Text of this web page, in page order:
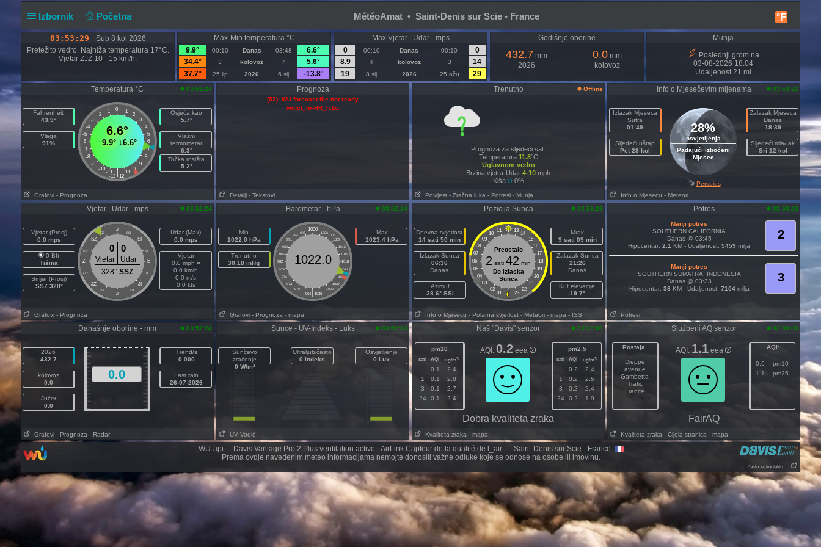
Izbornik Početna °F
MétéoAmat • Saint-Denis sur Scie - France
03:53:30
Sub 8 kol 2026
Pretežito vedro. Najniža temperatura 17°C.
Vjetar ZJZ 10 - 15 km/h.
Max-Min temperatura °C
9.9°
00:10 Danas 03:48
6.6°
34.4°
3 kolovoz 7
5.6°
37.7°
25 lip 2026 6 sij -13.8°
Max Vjetar | Udar - mps
0
00:10 Danas 00:10
0
8.9
4 kolovoz 3
14
19
8 sij 2026 25 ožu 29
Godišnje oborine
432.7 mm
2026
0.0 mm
kolovoz
Munja
Poslednji grom na
03-08-2026 18:04
Udaljenost 21 mi
Temperatura °C
03:52:24
Fahrenheit
43.9°
Vlaga
91%
0
-1 1
-2
2
-3
3
-4
4
-5
5
-6
6
-7
7
-8
8
-9
9
-10
10
-11 11
|
-12 12
6.6°
↑9.9° ↓6.6°
Osjeća kao
5.7°
Vlažni
termometar
6.3°
Točka rosišta
5.2°
Grafovi - Prognoza
Prognoza
(52): WU forecast file not ready
wufct_hr-HR_h.txt
Detalji - Tekstovi
Trenutno Offline
Prognoza za sljedeći sat:
Temperatura 11.8°C
Uglavnom vedro
Brzina vjetra-Udar 4-10 mph
Kiša
0%
Povijest - Zračna luka - Potresi - Munja
Info o Mjesečevim mijenama 03:53:26
Izlazak Mjeseca
Sutra
01:49
Sljedeći uštap
Pet 28 kol
28%
osvjetljenja
Padajući izbočeni
Mjesec
Zalazak Mjeseca
Danas
18:39
Sljedeći mlađak
Sri 12 kol
Perseids
Info o Mjesecu - Meteori
Vjetar | Udar - mps 03:52:24
Vjetar (Prosj)
0.0 mps
0 Bft
Tišina
Smjer (Prosj)
SSZ 328°
J
SSZ SSI
SZ SI
ZSZ ISI
Z E
ZJZ IJI
JZ JI
JJZ JJI
J
0 0
Vjetar
Udar
328° SSZ
Udar (Max)
0.0 mps
Vjetar
0.0 mph =
0.0 km/h
0.0 m/s
0.0 kts
Grafovi - Prognoza
Barometar - hPa 03:52:24
Min
1022.0 hPa
Trenutno
30.18 inHg
1000
997 1003
994
1006
991
1009
988
1012
985
1015
982
1018
979
1021
976
1024
973
1027
970
1030
|
964 1036
1022.0
Max
1023.4 hPa
Grafovi - Prognoza - mapa
Pozicija Sunca 03:53:26
Dnevna svjetlost
14 sati 50 min
Izlazak Sunca
06:36
Danas
Azimut
28.6° SSI
11 13
10
14
09
15
08
16
07
17
06
18
05
19
04
20
03
21
02
22
01 23
Preostalo
2 sati 42 min
Do izlaska
Sunca
Mrak
9 sati 09 min
Zalazak Sunca
21:26
Danas
Kut elevacije
-19.7°
Info o Mjesecu - Polarna svjetlost - Meteori - mapa - ISS
Potres 03:50:23
2
Manji potres
SOUTHERN CALIFORNIA
Danas @ 03:45
Hipocentar: 2.1 KM - Udaljenost: 5459 milja
3
Manji potres
SOUTHERN SUMATRA, INDONESIA
Danas @ 03:33
Hipocentar: 38 KM - Udaljenost: 7104milja
Potresi
Današnje oborine - mm 03:52:24
2026
432.7
kolovoz
0.0
Jučer
0.0
0.0
Trend/s
0.000
Last rain
26-07-2026
Grafovi - Prognoza - Radar
Sunce - UV-Indeks - Luks 03:52:24
Sunčevo
zračenje
0 W/m²
Ultraljubičasto
0 Indeks
Osvjetljenje
0 Lux
UV Vodič
Naš "Davis" senzor 03:30:00
pm10
sati AQI ug/m3
0.1
2.4
1
0.1
2.8
3
0.1
2.7
24
0.1 2.4
AQI: 0.2 eea pm2.5
sati AQI ug/m3
0.2
2.4
1
0.2
2.5
3
0.2
2.4
24
0.2 1.9
Dobra kvaliteta zraka
Kvaliteta zraka - mapa
Službeni AQ senzor 02:00:00
Postaja:
Dieppe
avenue
Gambetta
Trafic
France
AQI: 1.1 eea AQI:
0.6
pm10
1.1
pm25
FairAQ
Kvaliteta zraka - Cijela stranica - mapa
WU-api - Davis Vantage Pro 2 Plus ventilation active - AirLink Capteur de la qualité de l_air - Saint-Denis sur Scie - France
Prema ovdje navedenim meteo informacijama nemojte donositi važne odluke koje se odnose na osobe ili imovinu.
Zasluge, kontakt i . . .